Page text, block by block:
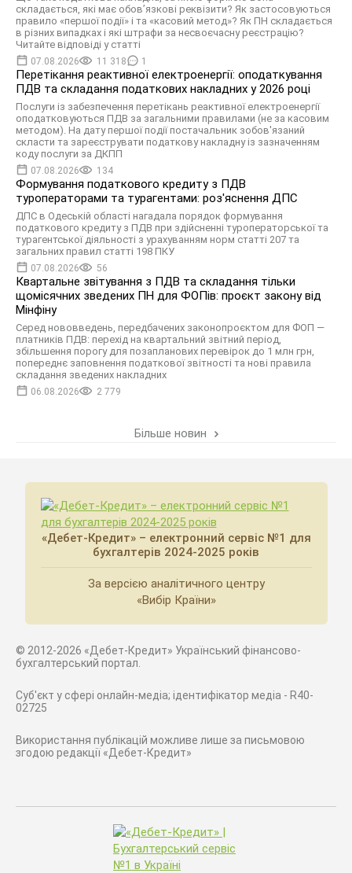
складається, які має обов’язкові реквізити? Як застосовуються
правило «першої події» і та «касовий метод»? Як ПН складається
в різних випадках і які штрафи за несвоєчасну реєстрацію?
Читайте відповіді у статті
07.08.2026 11 318 1
Перетікання реактивної електроенергії: оподаткування
ПДВ та складання податкових накладних у 2026 році
Послуги із забезпечення перетікань реактивної електроенергії
оподатковуються ПДВ за загальними правилами (не за касовим
методом). На дату першої події постачальник зобов'язаний
скласти та зареєструвати податкову накладну із зазначенням
коду послуги за ДКПП
07.08.2026 134
Формування податкового кредиту з ПДВ
туроператорами та турагентами: роз'яснення ДПС
ДПС в Одеській області нагадала порядок формування
податкового кредиту з ПДВ при здійсненні туроператорської та
турагентської діяльності з урахуванням норм статті 207 та
загальних правил статті 198 ПКУ
07.08.2026 56
Квартальне звітування з ПДВ та складання тільки
щомісячних зведених ПН для ФОПів: проєкт закону від
Мінфіну
Серед нововведень, передбачених законопроєктом для ФОП —
платників ПДВ: перехід на квартальний звітний період,
збільшення порогу для позапланових перевірок до 1 млн грн,
попереднє заповнення податкової звітності та нові правила
складання зведених накладних
06.08.2026 2 779
Більше новин
«Дебет-Кредит» – електронний сервіс №1 для
бухгалтерів 2024-2025 років
За версією аналітичного центру
«Вибір Країни»
© 2012-2026 «Дебет-Кредит» Український фінансово-
бухгалтерський портал.
Суб'єкт у сфері онлайн-медіа; ідентифікатор медіа - R40-
02725
Використання публікацій можливе лише за письмовою
згодою редакції «Дебет-Кредит»